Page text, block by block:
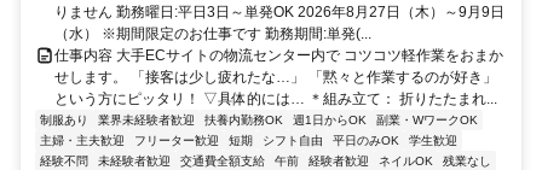
りません 勤務曜日:平日3日～単発OK 2026年8月27日（木）～9月9日
（水） ※期間限定のお仕事です 勤務期間:単発(...
仕事内容 大手ECサイトの物流センター内で コツコツ軽作業をおまか
せします。 「接客は少し疲れたな…」 「黙々と作業するのが好き」
という方にピッタリ！ ▽具体的には… ＊組み立て： 折りたたまれ...
制服あり 業界未経験者歓迎 扶養内勤務OK 週1日からOK
副業・WワークOK
主婦・主夫歓迎
フリーター歓迎 短期 シフト自由 平日のみOK
学生歓迎
経験不問
未経験者歓迎 交通費全額支給 午前 経験者歓迎 ネイルOK
残業なし